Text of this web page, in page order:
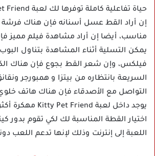
إن أراد القط عسل أسنانه فإن هناك
مناسب، أيضا إن أراد مشاهدة فيلم مميز
يمكن التسلية أثناء المشاهدة بتناول
فيلكس، وإن شعر القط بجوع فإن هناك
السريعة بانتظاره من بيتزا و همبورجر
التواصل مع الأصدقاء فإن هناك هاتف
اختيار القطة المناسبة لك لكي تقوم بدور
اللعبة إلى إنترنت وذلك لإنها تدعم اللعب